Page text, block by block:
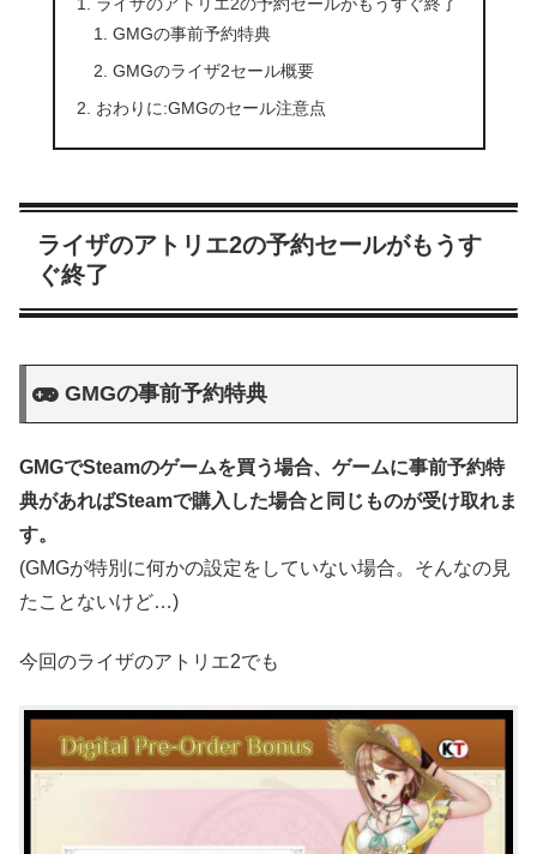
GMGの事前予約特典
GMGのライザ2セール概要
おわりに:GMGのセール注意点
ライザのアトリエ2の予約セールがもうす
ぐ終了
GMGの事前予約特典
GMGでSteamのゲームを買う場合、ゲームに事前予約特
典があればSteamで購入した場合と同じものが受け取れま
す。
(GMGが特別に何かの設定をしていない場合。そんなの見
たことないけど…)
今回のライザのアトリエ2でも